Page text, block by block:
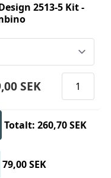
2513-5 Kit -
SEK
Totalt: 260,70 SEK
79,00 SEK